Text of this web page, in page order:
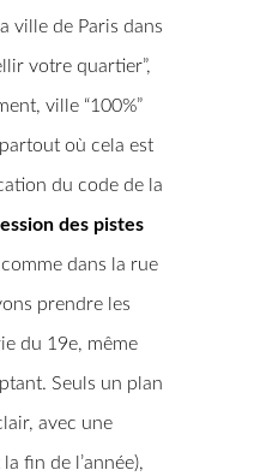
ville de Paris dans
votre quartier”,
ville “100%”
où cela est
du code de la
des pistes
dans la rue
prendre les
du 19e, même
Seuls un plan
avec une
fin de l’année),